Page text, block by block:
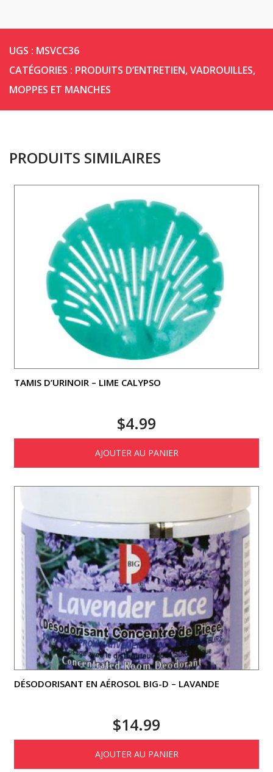
UGS : MSVCC36
CATÉGORIES : PRODUITS D’ENTRETIEN,VADROUILLES,
MOPPES ET MANCHES
PRODUITS SIMILAIRES
TAMIS D’URINOIR – LIME CALYPSO
$4.99
AJOUTER AU PANIER
DÉSODORISANT EN AÉROSOL BIG-D – LAVANDE
$14.99
AJOUTER AU PANIER